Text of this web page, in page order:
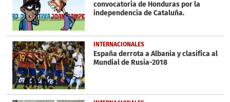
convocatoria de Honduras por la
independencia de Cataluña.
INTERNACIONALES
España derrota a Albania y clasifica al
Mundial de Rusia-2018